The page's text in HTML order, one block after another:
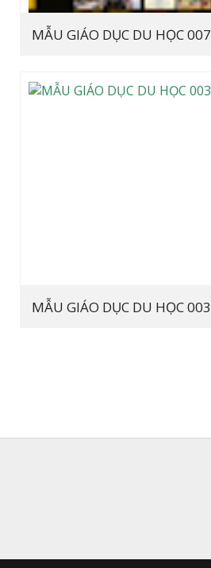
MẪU GIÁO DỤC DU HỌC 007
MẪU GIÁO DỤC DU HỌC 003